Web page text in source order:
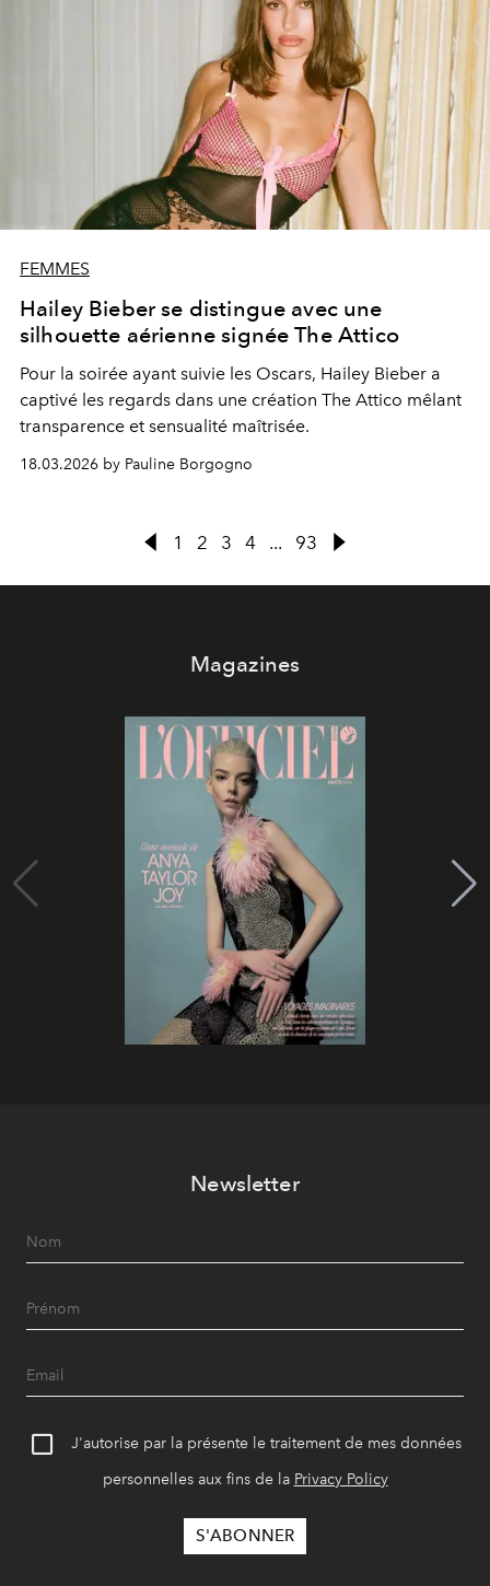
FEMMES
Hailey Bieber se distingue avec une
silhouette aérienne signée The Attico
Pour la soirée ayant suivie les Oscars, Hailey Bieber a
captivé les regards dans une création The Attico mêlant
transparence et sensualité maîtrisée.
18.03.2026 by Pauline Borgogno
1 2 3 4 ... 93
Magazines
Newsletter
J'autorise par la présente le traitement de mes données
personnelles aux fins de la Privacy Policy